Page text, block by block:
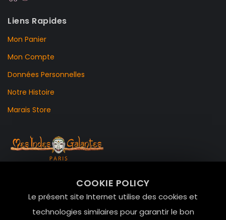
COOKIE POLICY
Le présent site Internet utilise des cookies et
technologies similaires pour garantir le bon
Liens Rapides
Mon Panier
Mon Compte
Données Personnelles
Notre Histoire
Marais Store
Le Marais, 75004 Paris
contact@mesindesgalantes.com